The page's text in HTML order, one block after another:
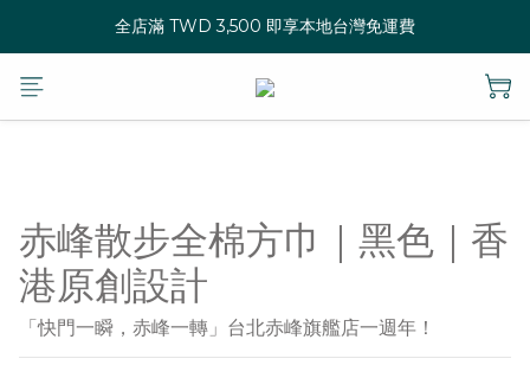
全店滿 TWD 3,500 即享本地台灣免運費
赤峰散步全棉方巾｜黑色｜香
港原創設計
「快門一瞬，赤峰一轉」台北赤峰旗艦店一週年！